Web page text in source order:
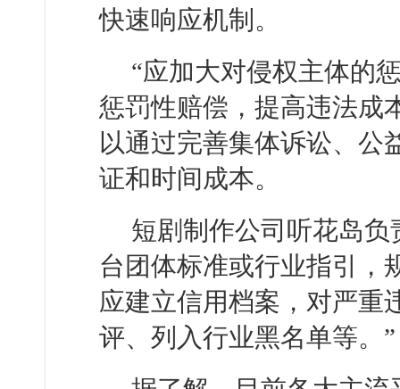
快速响应机制。
“应加大对侵权主体的
惩罚性赔偿，提高违法成
以通过完善集体诉讼、公
证和时间成本。
短剧制作公司听花岛
台团体标准或行业指引，
应建立信用档案，对严重
评、列入行业黑名单等。”